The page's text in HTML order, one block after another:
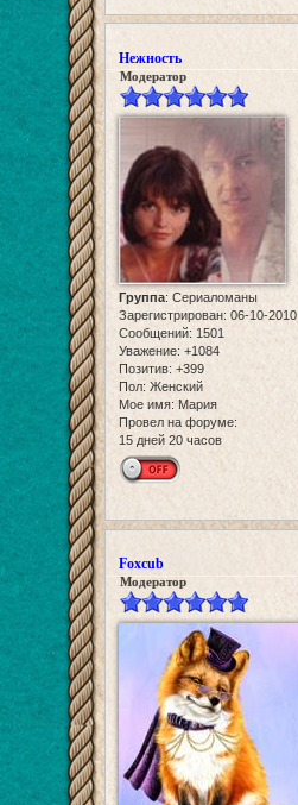
Нежность
Модератор
Группа: Сериаломаны
Зарегистрирован: 06-10-2010
Сообщений: 1501
Уважение: +1084
Позитив: +399
Пол: Женский
Мое имя: Мария
Провел на форуме:
15 дней 20 часов
Foxcub
Модератор